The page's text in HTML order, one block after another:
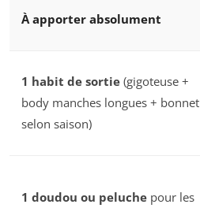
À apporter absolument
1 habit de sortie (gigoteuse +
body manches longues + bonnet
selon saison)
1 doudou ou peluche pour les